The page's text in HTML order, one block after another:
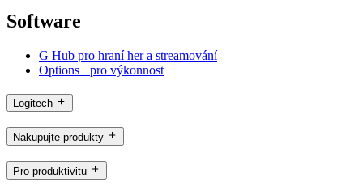
Software
G Hub pro hraní her a streamování
Options+ pro výkonnost
Logitech
Nakupujte produkty
Pro produktivitu